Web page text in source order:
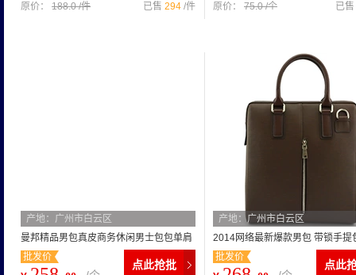
已售 294 /件
原价： 188.0 /件 已售
原价： 75.0 /个
产地：广州市白云区
曼邦精品男包真皮商务休闲男士包包单肩
包男斜跨包背包韩版潮
批发价
点此抢批
产地：广州市白云区
2014网络最新爆款男包 带锁手提
时尚公文包 高档真皮男包
批发价
点此